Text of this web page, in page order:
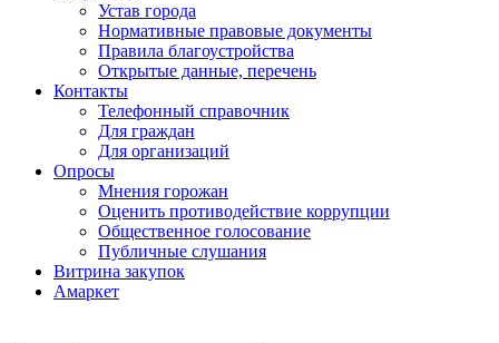
Устав города
Нормативные правовые документы
Правила благоустройства
Открытые данные, перечень
Контакты
Телефонный справочник
Для граждан
Для организаций
Опросы
Мнения горожан
Оценить противодействие коррупции
Общественное голосование
Публичные слушания
Витрина закупок
Амаркет